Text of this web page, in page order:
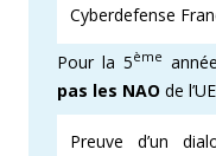
Cyberdefense
Pour la 5ème
pas les NAO de
Preuve d’un